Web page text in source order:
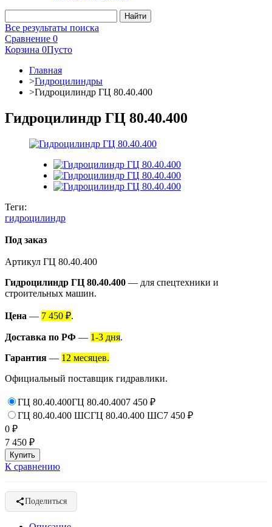
Все результаты поиска
Сравнение 0
Корзина 0Пусто
Главная
>Гидроцилиндры
>Гидроцилиндр ГЦ 80.40.400
Гидроцилиндр ГЦ 80.40.400
Теги:
гидроцилиндр
Под заказ
Артикул ГЦ 80.40.400
Гидроцилиндр ГЦ 80.40.400 — для спецтехники и
строительных машин.
Цена — 7 450 ₽.
Доставка по РФ — 1-3 дня.
Гарантия — 12 месяцев.
Официальный поставщик гидравлики.
ГЦ 80.40.400ГЦ 80.40.4007 450 ₽
ГЦ 80.40.400 ШСГЦ 80.40.400 ШС7 450 ₽
0 ₽
7 450 ₽
К сравнению
Поделиться